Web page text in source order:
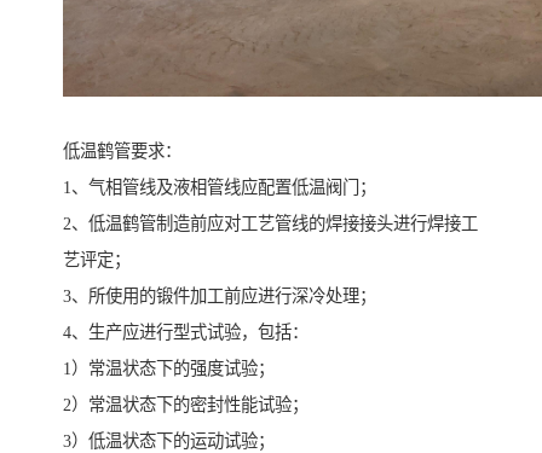
低温鹤管要求：
1、气相管线及液相管线应配置低温阀门；
2、低温鹤管制造前应对工艺管线的焊接接头进行焊接工
艺评定；
3、所使用的锻件加工前应进行深冷处理；
4、生产应进行型式试验，包括：
1）常温状态下的强度试验；
2）常温状态下的密封性能试验；
3）低温状态下的运动试验；